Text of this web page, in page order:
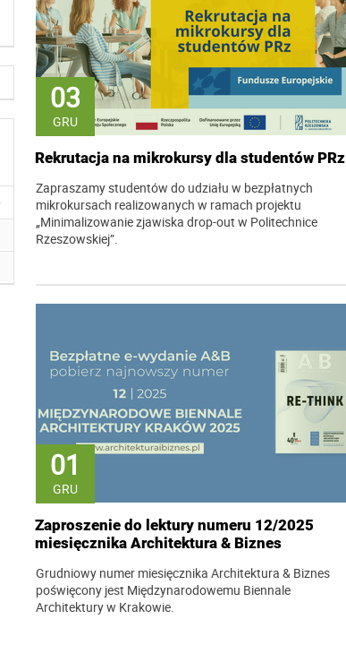
03
GRU
Rekrutacja na mikrokursy dla studentów PRz
Zapraszamy studentów do udziału w bezpłatnych
mikrokursach realizowanych w ramach projektu
„Minimalizowanie zjawiska drop-out w Politechnice
Rzeszowskiej”.
01
GRU
Zaproszenie do lektury numeru 12/2025
miesięcznika Architektura & Biznes
Grudniowy numer miesięcznika Architektura & Biznes
poświęcony jest Międzynarodowemu Biennale
Architektury w Krakowie.